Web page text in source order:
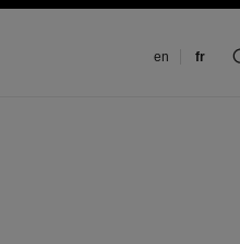
en fr